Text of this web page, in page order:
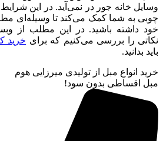
وسایل خانه جور در نمی‌آید. در این
چوبی به شما کمک می‌کند تا وسیله‌ای
خود داشته باشید. در این مطلب از
نکاتی را بررسی می‌کنیم که برای خرید
باید بدانید.
خرید انواع مبل از تولیدی میرزایی هوم
مبل اقساطی بدون سود!